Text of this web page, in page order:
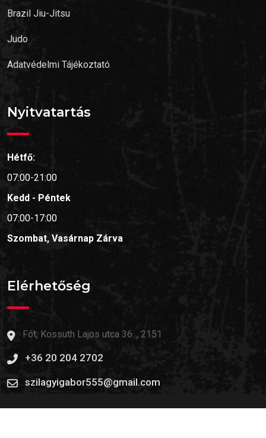
Brazil Jiu-Jitsu
Judo
Adatvédelmi Tájékoztató
Nyitvatartás
Hétfő:
07:00-21:00
Kedd - Péntek
07:00-17:00
Szombat, Vasárnap Zárva
Elérhetőség
Fót, Kossuth Lajos utca 36. , 2151
+36 20 204 2702
szilagyigabor555@gmail.com